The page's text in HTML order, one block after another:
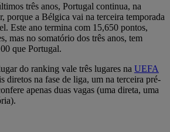
três anos, Portugal continua, na
porque a Bélgica vai na terceira temporada
Este ano termina com 15,650 pontos,
mas no somatório dos três anos, tem
que Portugal.
do ranking vale três lugares na UEFA
diretos na fase de liga, um na terceira pré-
apenas duas vagas (uma direta, uma